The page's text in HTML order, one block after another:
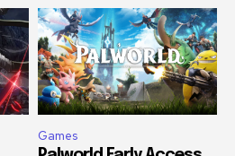
Games